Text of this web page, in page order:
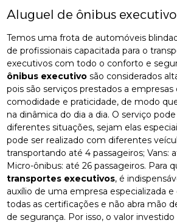
Aluguel de ônibus executivo
Temos uma frota de automóveis
de profissionais capacitada para o
executivos com todo o conforto e
ônibus executivo são considerados
pois são serviços prestados a empresas
comodidade e praticidade, de modo
na dinâmica do dia a dia. O serviço
diferentes situações, sejam elas
pode ser realizado com diferentes
transportando até 4 passageiros; Vans:
Micro-ônibus: até 26 passageiros. Para
transportes executivos, é
auxílio de uma empresa especializada
todas as certificações e não abra mão
de segurança. Por isso, o valor